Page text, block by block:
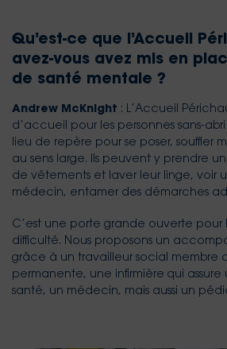
Qu’est-ce que l’Accueil
avez-vous avez mis en
de santé mentale ?
Andrew McKnight : L’Accueil
d’accueil pour les personnes sans-
lieu de repère pour se poser, souffler
au sens large. Ils peuvent y prendre
de vêtements et laver leur linge, voir
médecin, entamer des démarches
C’est une porte grande ouverte pour
difficulté. Nous proposons un
grâce à un travailleur social membre
permanente, une infirmière qui
santé, un médecin, mais aussi un